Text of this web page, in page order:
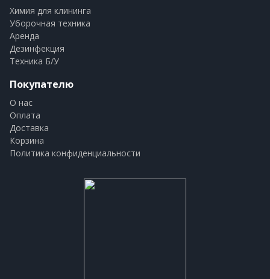
Химия для клининга
Уборочная техника
Аренда
Дезинфекция
Техника Б/У
Покупателю
О нас
Оплата
Доставка
Корзина
Политика конфиденциальности